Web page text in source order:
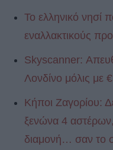
Το ελληνικό νησί
εναλλακτικούς
Skyscanner:
Λονδίνο μόλις με
Κήποι Ζαγορίου:
ξενώνα 4
διαμονή… σαν το